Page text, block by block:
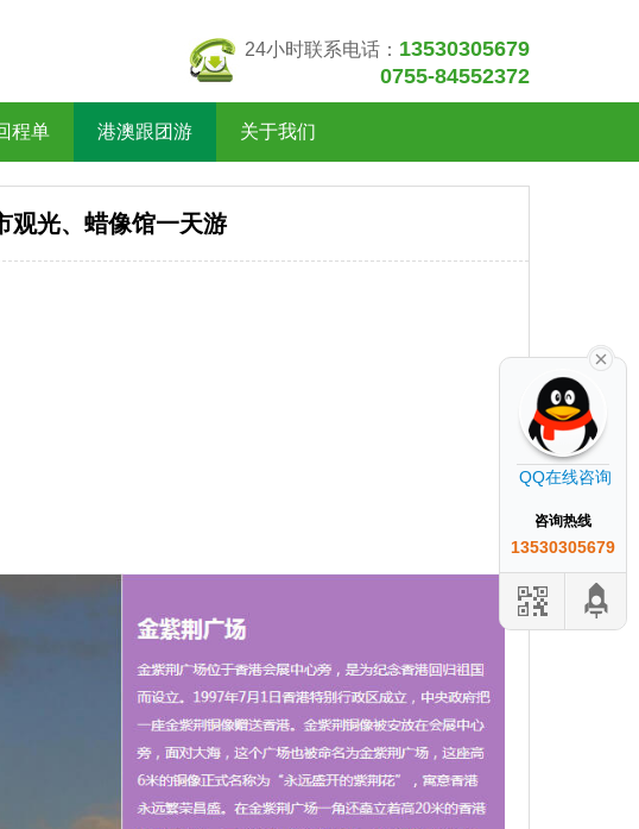
24小时联系电话： 13530305679
0755-84552372
程单 港澳跟团游 关于我们
观光、蜡像馆一天游
QQ在线咨询
咨询热线
13530305679